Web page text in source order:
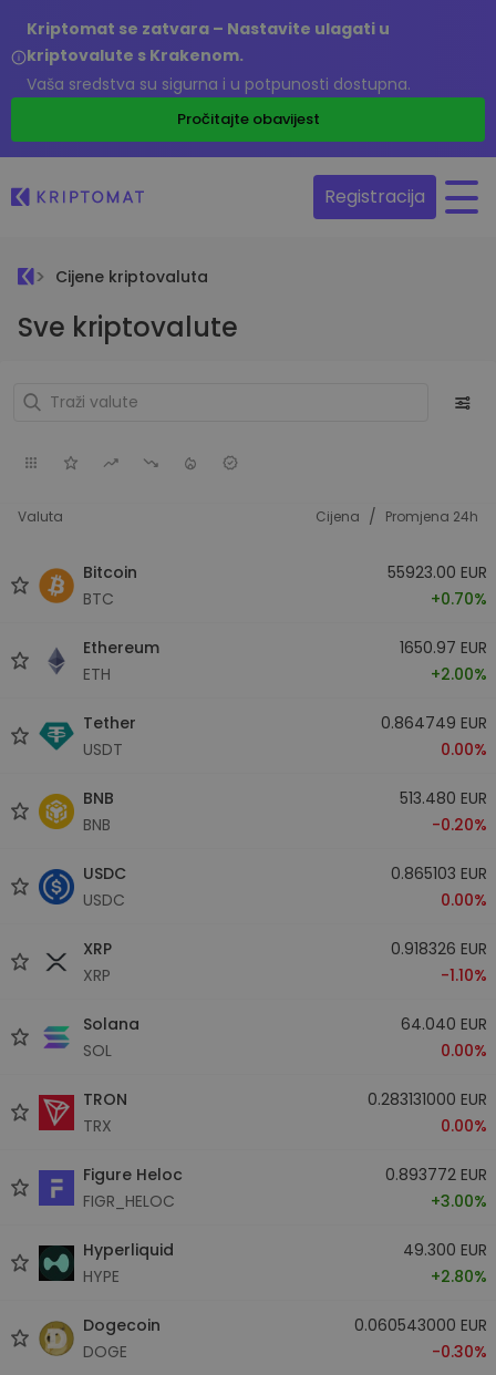
Kriptomat se zatvara – Nastavite ulagati u
kriptovalute s Krakenom.
Vaša sredstva su sigurna i u potpunosti dostupna.
Pročitajte obavijest
Registracija
Cijene kriptovaluta
Sve kriptovalute
Valuta Cijena / Promjena 24h
Bitcoin
BTC
55923.00 EUR
+0.70%
Ethereum
ETH
1650.97 EUR
+2.00%
Tether
USDT
0.864749 EUR
0.00%
BNB
BNB
513.480 EUR
-0.20%
USDC
USDC
0.865103 EUR
0.00%
XRP
XRP
0.918326 EUR
-1.10%
Solana
SOL
64.040 EUR
0.00%
TRON
TRX
0.283131000 EUR
0.00%
Figure Heloc
FIGR_HELOC
0.893772 EUR
+3.00%
Hyperliquid
HYPE
49.300 EUR
+2.80%
Dogecoin
DOGE
0.060543000 EUR
-0.30%